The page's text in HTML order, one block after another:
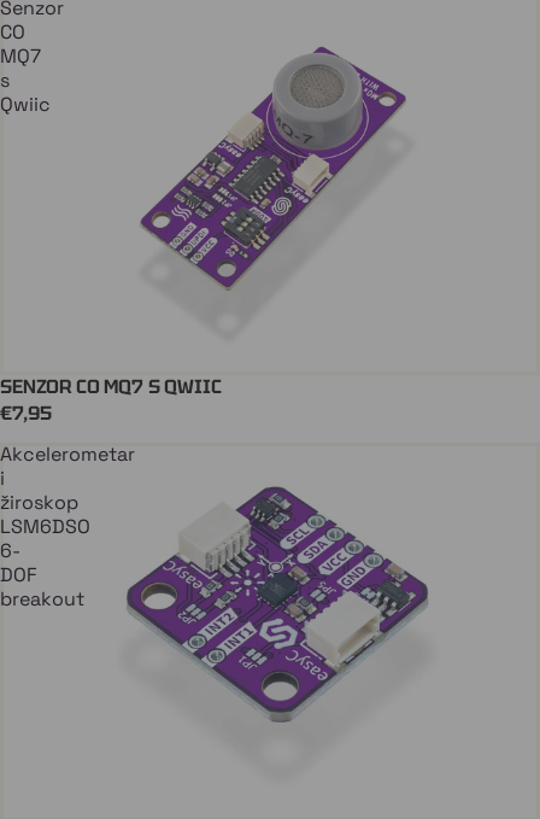
Senzor
CO
MQ7
s
Qwiic
QWIIC Stiže uskoro
SENZOR CO MQ7 S QWIIC
€7,95
Akcelerometar
i
žiroskop
LSM6DSO
6-
DOF
breakout